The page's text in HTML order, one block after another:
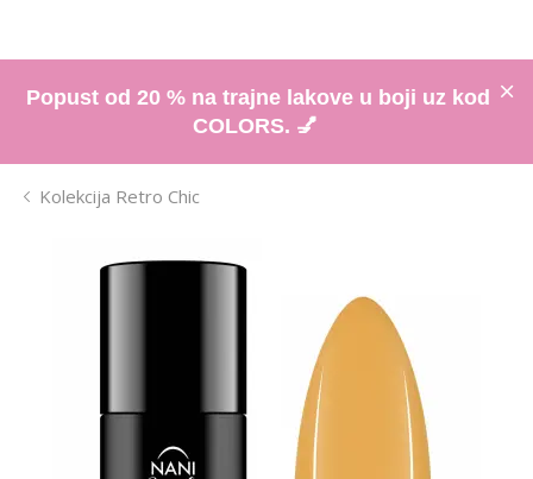
Popust od 20 % na trajne lakove u boji uz kod
COLORS. 💅
Kolekcija Retro Chic